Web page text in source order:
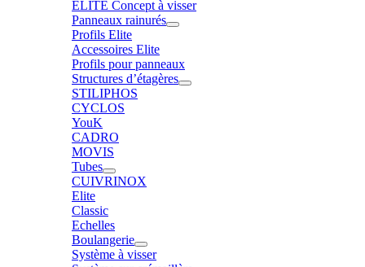
ELITE Concept à visser
Panneaux rainurés
Profils Elite
Accessoires Elite
Profils pour panneaux
Structures d’étagères
STILIPHOS
CYCLOS
YouK
CADRO
MOVIS
Tubes
CUIVRINOX
Elite
Classic
Echelles
Boulangerie
Système à visser